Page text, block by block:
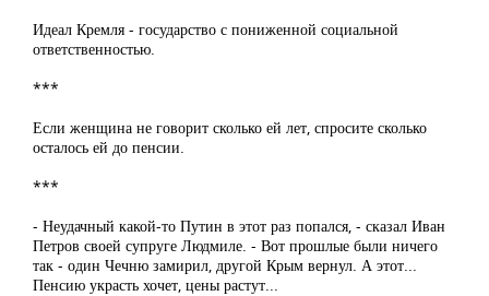
Идеал Кремля - государство с пониженной социальной
ответственностью.
***
Если женщина не говорит сколько ей лет, спросите сколько
осталось ей до пенсии.
***
- Неудачный какой-то Путин в этот раз попался, - сказал Иван
Петров своей супруге Людмиле. - Вот прошлые были ничего
так - один Чечню замирил, другой Крым вернул. А этот...
Пенсию украсть хочет, цены растут...